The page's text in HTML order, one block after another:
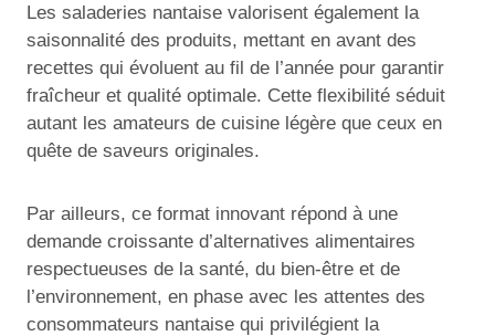
Les saladeries nantaise valorisent également la
saisonnalité des produits, mettant en avant des
recettes qui évoluent au fil de l’année pour garantir
fraîcheur et qualité optimale. Cette flexibilité séduit
autant les amateurs de cuisine légère que ceux en
quête de saveurs originales.
Par ailleurs, ce format innovant répond à une
demande croissante d’alternatives alimentaires
respectueuses de la santé, du bien-être et de
l’environnement, en phase avec les attentes des
consommateurs nantaise qui privilégient la